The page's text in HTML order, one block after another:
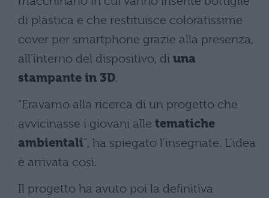
di plastica e che restituisce coloratissime
cover per smartphone grazie alla presenza,
all'interno del dispositivo, di una
stampante in 3D.
"Eravamo alla ricerca di un progetto che
avvicinasse i giovani alle tematiche
ambientali", ha spiegato l'insegnate. L'idea
è arrivata così.
Il progetto ha avuto poi la definitiva